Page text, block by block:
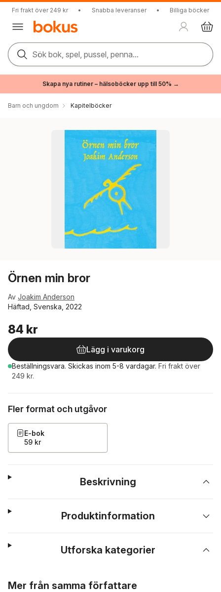
Fri frakt över 249 kr • Snabba leveranser • Billiga böcker
Sök bok, spel, pussel, penna...
Skapa nya rutiner – hälsoböcker upp till 50% →
Barn och ungdom Kapitelböcker
Örnen min bror
Av Joakim Anderson
Häftad, Svenska, 2022
84 kr
Lägg i varukorg
Beställningsvara. Skickas inom 5-8 vardagar. Fri frakt över
249 kr.
Fler format och utgåvor
E-bok
59 kr
Beskrivning
Produktinformation
Utforska kategorier
Mer från samma författare